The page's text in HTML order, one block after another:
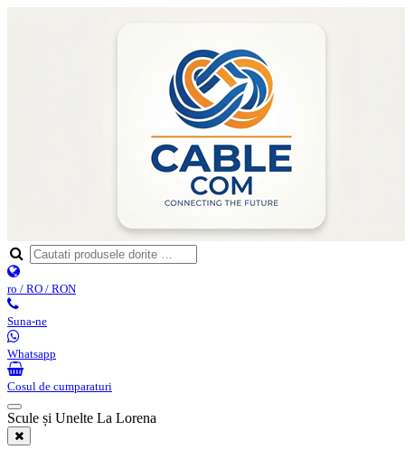
ro / RO / RON
Suna-ne
Whatsapp
Cosul de cumparaturi
Scule și Unelte La Lorena